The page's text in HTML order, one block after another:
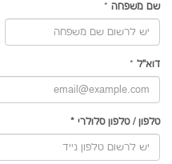
שם משפחה *
דוא"ל *
טלפון /טלפון סלולרי *